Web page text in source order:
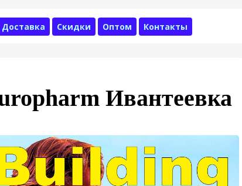
Скидки Оптом Контакты
Ивантеевка